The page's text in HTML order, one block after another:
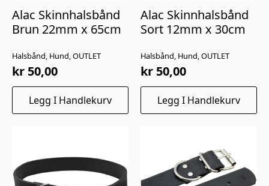
Halsbånd, Hund, OUTLET
Alac Skinnhalsbånd
Brun 22mm x 65cm
kr 50,00
Legg I Handlekurv
Halsbånd, Hund, OUTLET
Alac Skinnhalsbånd
Sort 12mm x 30cm
kr 50,00
Legg I Handlekurv